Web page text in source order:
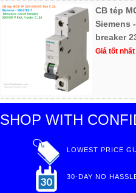
CB tép
Siemens
breaker
Giá tốt
SHOP WITH
LOWEST PRICE
30-DAY NO